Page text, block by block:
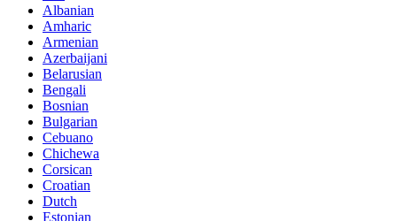
Albanian
Amharic
Armenian
Azerbaijani
Belarusian
Bengali
Bosnian
Bulgarian
Cebuano
Chichewa
Corsican
Croatian
Dutch
Estonian